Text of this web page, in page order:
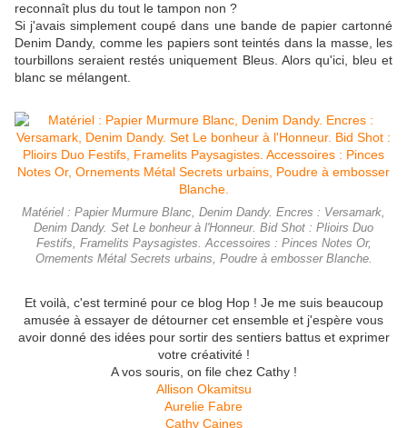
reconnaît plus du tout le tampon non ?
Si j'avais simplement coupé dans une bande de papier cartonné
Denim Dandy, comme les papiers sont teintés dans la masse, les
tourbillons seraient restés uniquement Bleus. Alors qu'ici, bleu et
blanc se mélangent.
Matériel : Papier Murmure Blanc, Denim Dandy. Encres : Versamark,
Denim Dandy. Set Le bonheur à l'Honneur. Bid Shot : Plioirs Duo
Festifs, Framelits Paysagistes. Accessoires : Pinces Notes Or,
Ornements Métal Secrets urbains, Poudre à embosser Blanche.
Et voilà, c'est terminé pour ce blog Hop ! Je me suis beaucoup
amusée à essayer de détourner cet ensemble et j'espère vous
avoir donné des idées pour sortir des sentiers battus et exprimer
votre créativité !
A vos souris, on file chez Cathy !
Allison Okamitsu
Aurelie Fabre
Cathy Caines